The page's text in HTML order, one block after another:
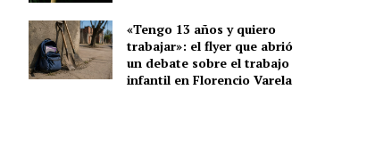
«Tengo 13 años y quiero
trabajar»: el flyer que abrió
un debate sobre el trabajo
infantil en Florencio Varela